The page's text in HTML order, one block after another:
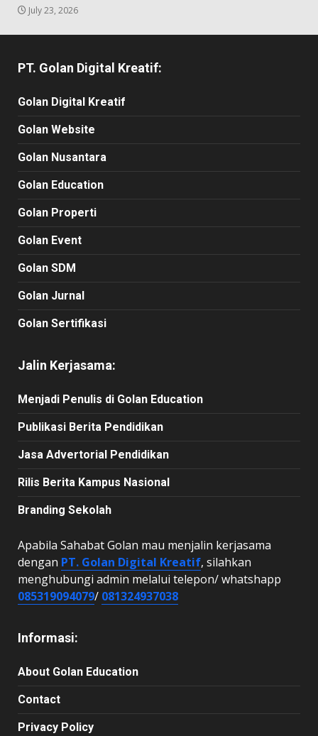
July 23, 2026
PT. Golan Digital Kreatif:
Golan Digital Kreatif
Golan Website
Golan Nusantara
Golan Education
Golan Properti
Golan Event
Golan SDM
Golan Jurnal
Golan Sertifikasi
Jalin Kerjasama:
Menjadi Penulis di Golan Education
Publikasi Berita Pendidikan
Jasa Advertorial Pendidikan
Rilis Berita Kampus Nasional
Branding Sekolah
Apabila Sahabat Golan mau menjalin kerjasama
dengan PT. Golan Digital Kreatif, silahkan
menghubungi admin melalui telepon/ whatshapp
085319094079/ 081324937038
Informasi:
About Golan Education
Contact
Privacy Policy